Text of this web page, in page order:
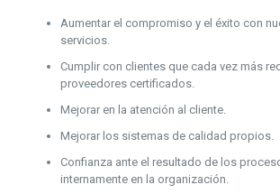
Aumentar el compromiso y el éxito con
servicios.
Cumplir con clientes que cada vez más
proveedores certificados.
Mejorar en la atención al cliente.
Mejorar los sistemas de calidad propios.
Confianza ante el resultado de los
internamente en la organización.